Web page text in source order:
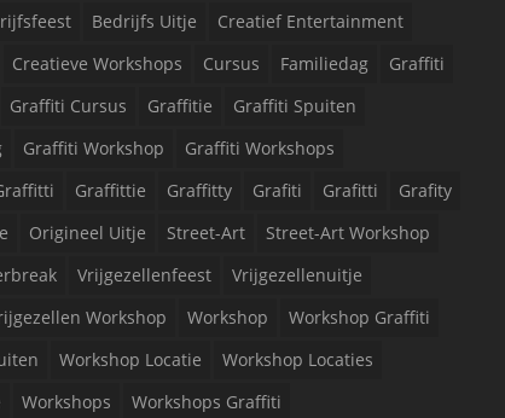
Bedrijfs Uitje
Creatief Entertainment
Creatieve Workshops Cursus Familiedag
Graffiti
Graffiti Cursus Graffitie
Graffiti Spuiten
Graffiti Workshop
Graffiti Workshops
Graffittie Graffitty Grafiti Grafitti
Grafity
Origineel Uitje Street-Art
Street-Art Workshop
Vrijgezellenfeest
Vrijgezellenuitje
Workshop Workshop
Workshop Graffiti
Workshop Locatie
Workshop Locaties
Workshops
Workshops Graffiti